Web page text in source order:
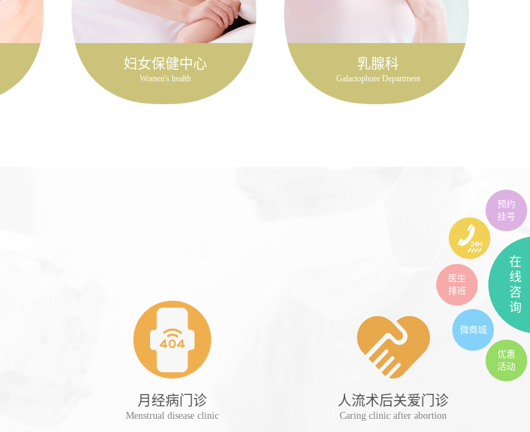
妇女保健中心
Women's health
乳腺科
Galactophore Department
月经病门诊
Menstrual disease clinic
人流术后关爱门诊
Caring clinic after abortion
在
线
咨
询
预约
挂号
医生
排班
微商城
优惠
活动